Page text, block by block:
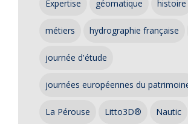
Expertise géomatique histoire
métiers hydrographie française
journée d'étude
journées européennes du
La Pérouse Litto3D® Nautic